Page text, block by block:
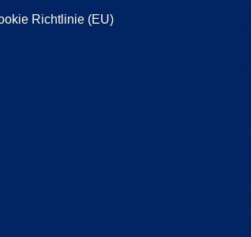
Richtlinie (EU)